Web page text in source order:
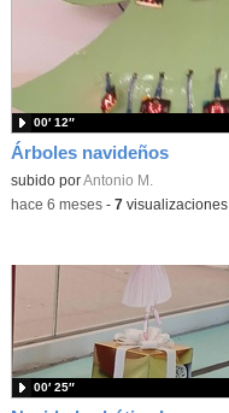
Árboles navideños
Contenido educativo.
subido porAntonio M.
00′ 12″
-hace 6 meses- 7 visualizaciones
00′ 25″